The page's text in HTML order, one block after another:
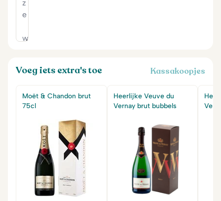
Voeg iets extra's toe Kassakoopjes
Moët & Chandon brut
75cl
Heerlijke Veuve du
Vernay brut bubbels